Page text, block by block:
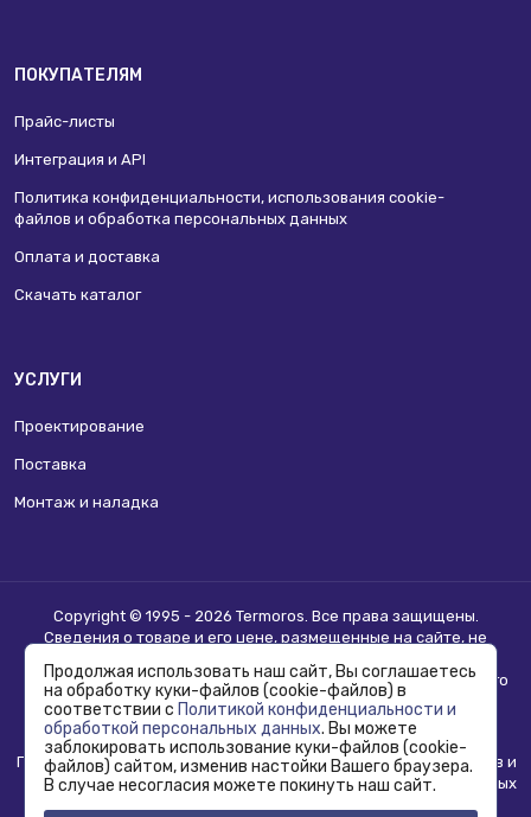
ПОКУПАТЕЛЯМ
Прайс-листы
Интеграция и API
Политика конфиденциальности, использования сookie-
файлов и обработка персональных данных
Оплата и доставка
Скачать каталог
УСЛУГИ
Проектирование
Поставка
Монтаж и наладка
Copyright © 1995 - 2026 Termoros. Все права защищены.
Сведения о товаре и его цене, размещенные на сайте, не
Информацию о возможности приобретения соответствующего
товара и условиях такого приобретения уточняйте в отделе
продаж.
Политика конфиденциальности, использования сookie-файлов и
обработка персональных данных
Продолжая использовать наш сайт, Вы соглашаетесь
на обработку куки-файлов (cookie-файлов) в
соответствии с Политикой конфиденциальности и
обработкой персональных данных. Вы можете
заблокировать использование куки-файлов (cookie-
файлов) сайтом, изменив настойки Вашего браузера.
В случае несогласия можете покинуть наш сайт.